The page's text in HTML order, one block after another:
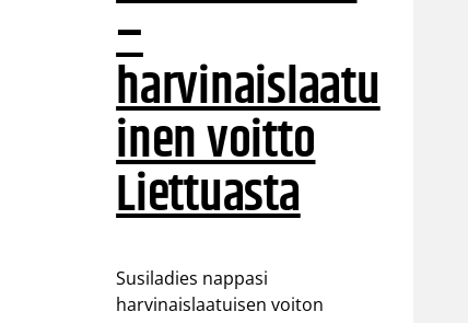
–
harvinaislaatu
inen voitto
Liettuasta
Susiladies nappasi
harvinaislaatuisen voiton